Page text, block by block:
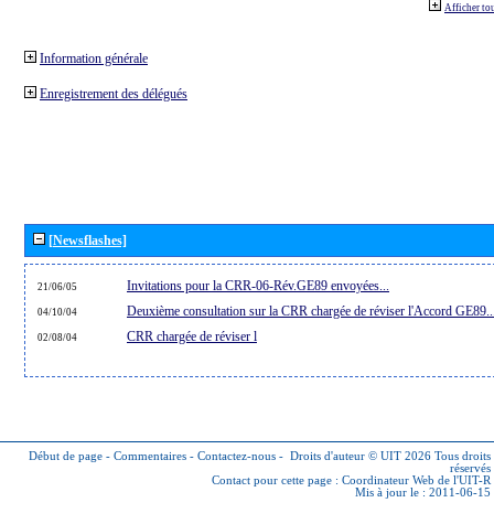
Afficher
Information générale
Enregistrement des délégués
[Newsflashes]
21/06/05 Invitations pour la CRR-06-Rév.GE89 envoyées...
04/10/04 Deuxième consultation sur la CRR chargée de réviser l'Accord
02/08/04 CRR chargée de réviser l
Début de page - Commentaires - Contactez-nous - Droits d'auteur © UIT 2026 Tous droits
réservés
Contact pour cette page : Coordinateur Web de l'UIT-R
Mis à jour le : 2011-06-15